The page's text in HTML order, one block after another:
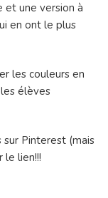
et une version à
en ont le plus
les couleurs en
élèves
Pinterest (mais
le lien!!!